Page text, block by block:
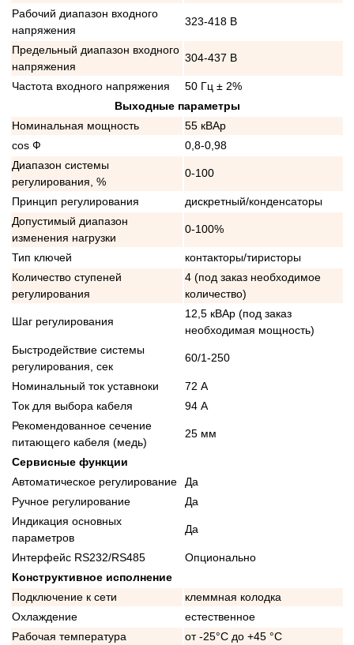
Рабочий диапазон входного
напряжения
323-418 В
Предельный диапазон входного
напряжения
304-437 В
Частота входного напряжения
50 Гц ± 2%
Выходные параметры
Номинальная мощность
55 кВАр
cos Ф
0,8-0,98
Диапазон системы
регулирования, %
0-100
Принцип регулирования
дискретный/конденсаторы
Допустимый диапазон
изменения нагрузки
0-100%
Тип ключей
контакторы/тиристоры
Количество ступеней
регулирования
4 (под заказ необходимое
количество)
Шаг регулирования
12,5 кВАр (под заказ
необходимая мощность)
Быстродействие системы
регулирования, сек
60/1-250
Номинальный ток уставноки
72 А
Ток для выбора кабеля
94 А
Рекомендованное сечение
питающего кабеля (медь)
25 мм
Сервисные функции
Автоматическое регулирование
Да
Ручное регулирование
Да
Индикация основных
параметров
Да
Интерфейс RS232/RS485
Опционально
Конструктивное исполнение
Подключение к сети
клеммная колодка
Охлаждение
естественное
Рабочая температура
от -25°C до +45 °C